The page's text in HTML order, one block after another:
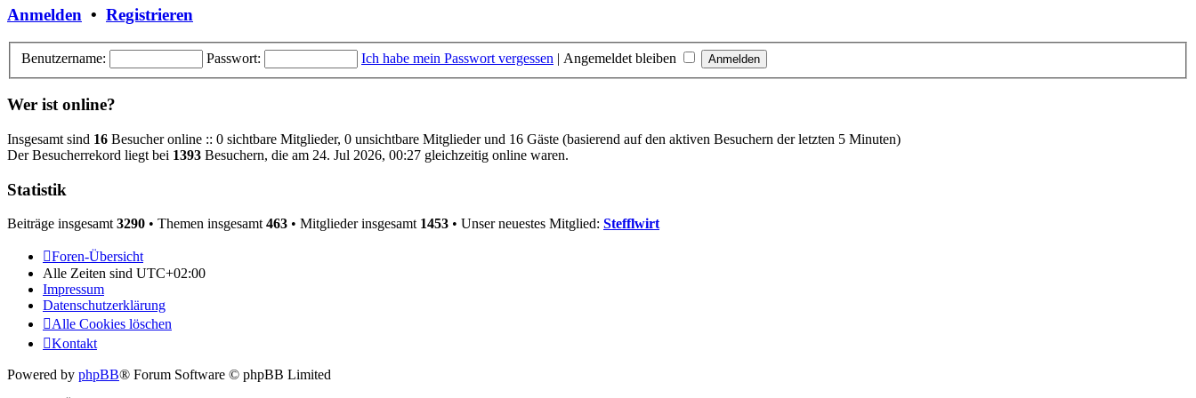
Anmelden • Registrieren
Benutzername: Passwort: Ich habe mein Passwort vergessen | Angemeldet bleiben
Wer ist online?
Insgesamt sind 16 Besucher online :: 0 sichtbare Mitglieder, 0 unsichtbare Mitglieder und 16 Gäste (basierend auf den aktiven Besuchern der letzten 5 Minuten)
Der Besucherrekord liegt bei 1393 Besuchern, die am 24. Jul 2026, 00:27 gleichzeitig online waren.
Statistik
Beiträge insgesamt 3290 • Themen insgesamt 463 • Mitglieder insgesamt 1453 • Unser neuestes Mitglied: Stefflwirt
Foren-Übersicht
Alle Zeiten sind UTC+02:00
Impressum
Datenschutzerklärung
Alle Cookies löschen
Kontakt
Powered by phpBB® Forum Software © phpBB Limited